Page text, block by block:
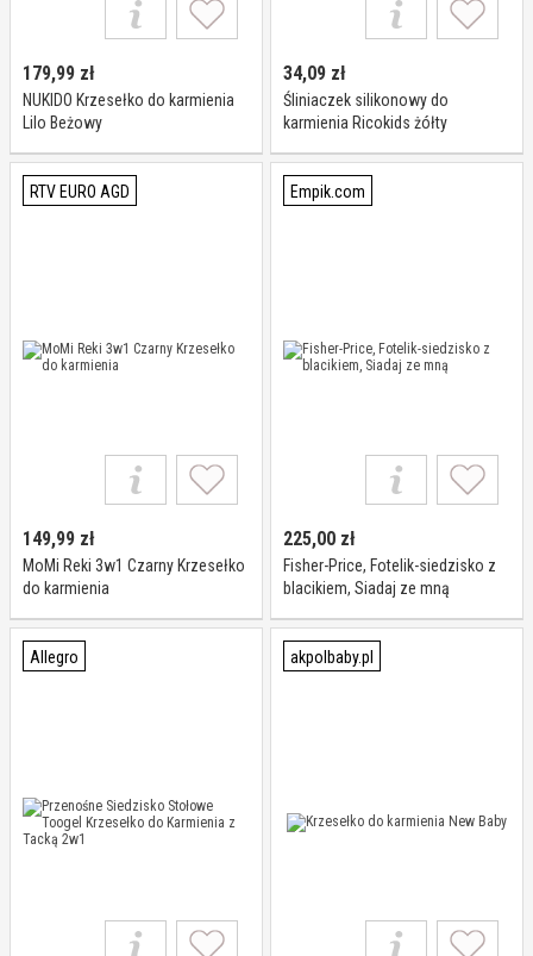
179,99 zł
NUKIDO Krzesełko do karmienia
Lilo Beżowy
34,09 zł
Śliniaczek silikonowy do
karmienia Ricokids żółty
RTV EURO AGD
149,99 zł
MoMi Reki 3w1 Czarny Krzesełko
do karmienia
Empik.com
225,00 zł
Fisher-Price, Fotelik-siedzisko z
blacikiem, Siadaj ze mną
Allegro akpolbaby.pl